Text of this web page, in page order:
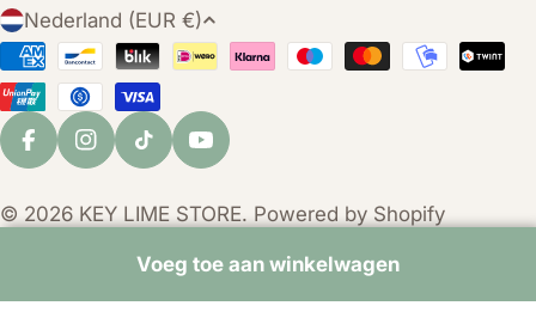
L
a
n
d
/
e
g
o
Nederland (EUR €)
Betaalmethoden
FacebookInstagram
TikTokYouTube
© 2026 KEY LIME STORE. Powered by Shopify
Voeg toe aan winkelwagen